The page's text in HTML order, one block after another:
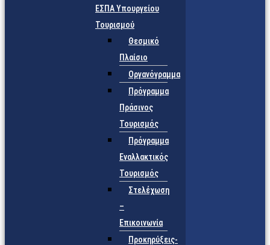
ΕΣΠΑ Υπουργείου
Τουρισμού
Θεσμικό
Πλαίσιο
Οργανόγραμμα
Πρόγραμμα
Πράσινος
Τουρισμός
Πρόγραμμα
Εναλλακτικός
Τουρισμός
Στελέχωση
–
Επικοινωνία
Προκηρύξεις-